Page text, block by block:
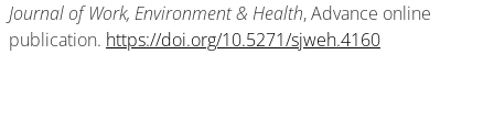
Journal of Work, Environment & Health, Advance online
publication. https://doi.org/10.5271/sjweh.4160